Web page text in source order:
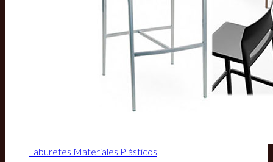
Taburetes Materiales Plásticos